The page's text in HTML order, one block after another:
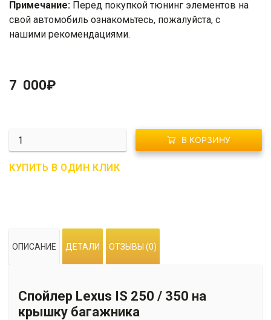
Примечание: Перед покупкой тюнинг элементов на
свой автомобиль ознакомьтесь, пожалуйста, с
нашими рекомендациями.
7 000₽
Количество
R02-
0210
350
В КОРЗИНУ
КУПИТЬ В ОДИН КЛИК
ОПИСАНИЕ ДЕТАЛИ ОТЗЫВЫ (0)
Спойлер Lexus IS 250 / 350 на
крышку багажника